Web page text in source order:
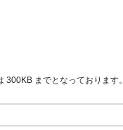
300KB までとなっております。